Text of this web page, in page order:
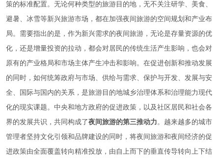
策的标准配置。无论何种类型的旅游目的地，无不关注研学、美食、
避暑、冰雪等新兴旅游市场，都在加强夜间旅游的空间规划和产业布
局。需要指出的是，作为新兴需求的夜间旅游，无论是存量资源的优
化，还是增量投资的拉动，都会对居民的传统生活产生影响，也会对
原有的产业格局和市场主体产生冲击和影响。在促进创新和推动发展
的同时，如何统筹政府与市场、供给与需求、保护与开发、发展与安
全、国际与国内的关系，是旅游目的地城乡治理体系和治理能力现代
化的现实课题。中央和地方政府的促进政策，以及社区居民和社会各
界的发展共识，共同构成了夜间旅游的第三推动力。越来越多的城市
管理者坚持文化引领和品牌建设的同时，将夜间旅游和夜间经济的促
进政策由全面覆盖转向精准投放，由自上而下的垂直传导转向上下结